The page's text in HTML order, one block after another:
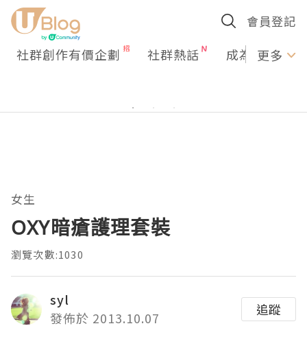
會員登記
社群創作有價企劃 社群熱話 成為U更多
女生
OXY暗瘡護理套裝
瀏覽次數:1030
syl
發佈於 2013.10.07
追蹤